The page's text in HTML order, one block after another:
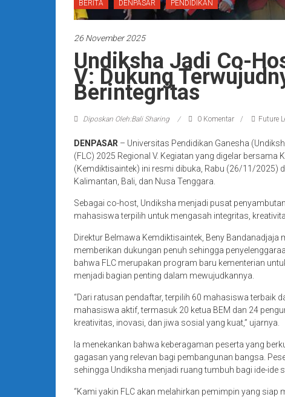
BERITA DENPASAR PENDIDIKAN
26 November 2025
Undiksha Jadi Co-
V: Dukung
Berintegritas
Diposkan Oleh:Bali Sharing 0 Komentar Future
DENPASAR – Universitas Pendidikan Ganesha
(FLC) 2025 Regional V. Kegiatan yang digelar
(Kemdiktisaintek) ini resmi dibuka, Rabu (26/11/2025)
Kalimantan, Bali, dan Nusa Tenggara.
Sebagai co-host, Undiksha menjadi pusat
mahasiswa terpilih untuk mengasah integritas,
Direktur Belmawa Kemdiktisaintek, Beny
memberikan dukungan penuh sehingga
bahwa FLC merupakan program baru kementerian
menjadi bagian penting dalam mewujudkannya.
“Dari ratusan pendaftar, terpilih 60 mahasiswa terbaik
mahasiswa aktif, termasuk 20 ketua BEM dan 24
kreativitas, inovasi, dan jiwa sosial yang kuat,” ujarnya.
Ia menekankan bahwa keberagaman peserta yang
gagasan yang relevan bagi pembangunan bangsa.
sehingga Undiksha menjadi ruang tumbuh bagi ide-ide
“Kami yakin FLC akan melahirkan pemimpin yang